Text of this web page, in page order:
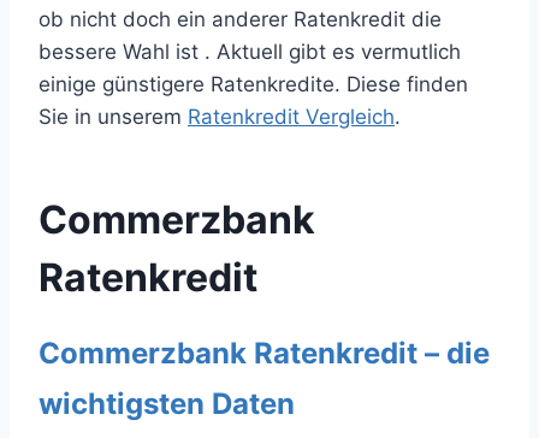
ob nicht doch ein anderer Ratenkredit die
bessere Wahl ist . Aktuell gibt es vermutlich
einige günstigere Ratenkredite. Diese finden
Sie in unserem Ratenkredit Vergleich.
Commerzbank
Ratenkredit
Commerzbank Ratenkredit – die
wichtigsten Daten